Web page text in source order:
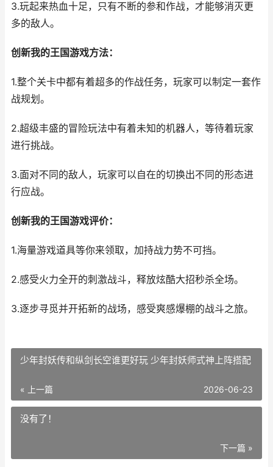
3.玩起来热血十足，只有不断的参和作战，才能够消灭更
多的敌人。
创新我的王国游戏方法：
1.整个关卡中都有着超多的作战任务，玩家可以制定一套作
战规划。
2.超级丰盛的冒险玩法中有着未知的机器人，等待着玩家
进行挑战。
3.面对不同的敌人，玩家可以自在的切换出不同的形态进
行应战。
创新我的王国游戏评价：
1.海量游戏道具等你来领取，加持战力势不可挡。
2.感受火力全开的刺激战斗，释放炫酷大招秒杀全场。
3.逐步寻觅并开拓新的战场，感受爽感爆棚的战斗之旅。
少年封妖传和纵剑长空谁更好玩 少年封妖师式神上阵搭配
« 上一篇 2026-06-23
没有了！
下一篇 »